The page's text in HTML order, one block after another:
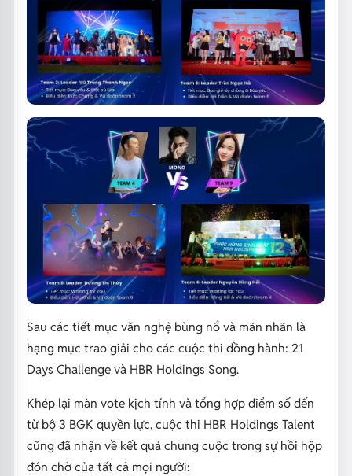
Sau các tiết mục văn nghệ bùng nổ và mãn nhãn là
hạng mục trao giải cho các cuộc thi đồng hành: 21
Days Challenge và HBR Holdings Song.
Khép lại màn vote kịch tính và tổng hợp điểm số đến
từ bộ 3 BGK quyền lực, cuộc thi HBR Holdings Talent
cũng đã nhận về kết quả chung cuộc trong sự hồi hộp
đón chờ của tất cả mọi người: